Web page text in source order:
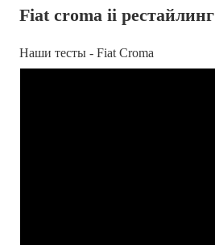
Fiat croma ii рестайлинг
Наши тесты - Fiat Croma